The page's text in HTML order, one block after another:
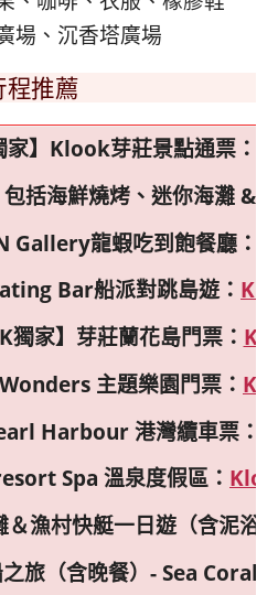
場、沉香塔廣場
程推薦
家】Klook芽莊景點通票：
括海鮮燒烤、迷你海灘 &
Gallery龍蝦吃到飽餐廳：
Bar船派對跳島遊：
獨家】芽莊蘭花島門票：
主題樂園門票：
Harbour 港灣纜車票：
Spa 溫泉度假區：
漁村快艇一日遊（含泥浴
旅（含晚餐）- Sea Coral